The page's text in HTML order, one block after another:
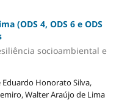
(ODS 4, ODS 6 e ODS
socioambiental e
Eduardo Honorato Silva,
Walter Araújo de Lima